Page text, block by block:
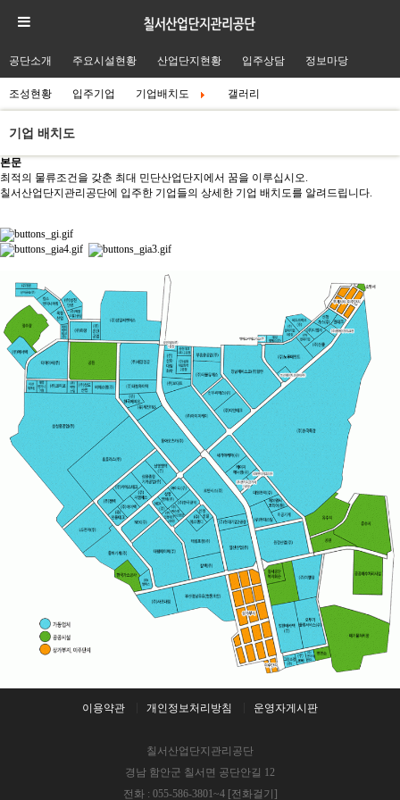
공단소개 주요시설현황 산업단지현황 입주상담 정보마당
조성현황 입주기업 기업배치도 갤러리
기업 배치도
본문
최적의 물류조건을 갖춘 최대 민단산업단지에서 꿈을 이루십시오.
칠서산업단지관리공단에 입주한 기업들의 상세한 기업 배치도를 알려드립니다.
이용약관 개인정보처리방침 운영자게시판
칠서산업단지관리공단
경남 함안군 칠서면 공단안길 12
전화 : 055-586-3801~4 [전화걸기]